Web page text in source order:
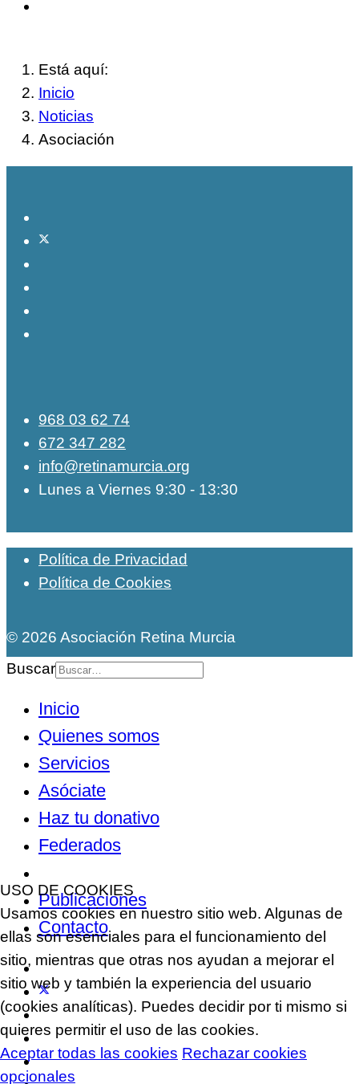
Está aquí:
Inicio
Noticias
Asociación
968 03 62 74
672 347 282
info@retinamurcia.org
Lunes a Viernes 9:30 - 13:30
Política de Privacidad
Política de Cookies
© 2026 Asociación Retina Murcia
Buscar
Inicio
Quienes somos
Servicios
Asóciate
Haz tu donativo
Federados
Publicaciones
Contacto
USO DE COOKIES
Usamos cookies en nuestro sitio web. Algunas de
ellas son esenciales para el funcionamiento del
sitio, mientras que otras nos ayudan a mejorar el
sitio web y también la experiencia del usuario
(cookies analíticas). Puedes decidir por ti mismo si
quieres permitir el uso de las cookies.
Aceptar todas las cookies Rechazar cookies
opcionales